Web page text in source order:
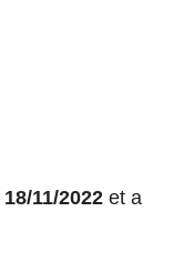
18/11/2022 et a